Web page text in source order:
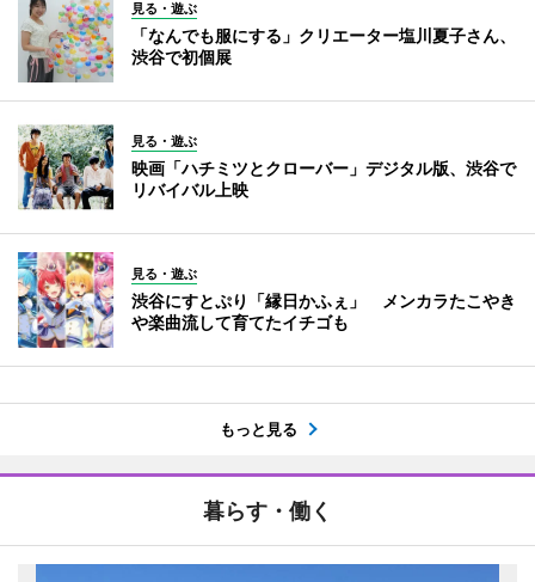
見る・遊ぶ
「なんでも服にする」クリエーター塩川夏子さん、
渋谷で初個展
見る・遊ぶ
映画「ハチミツとクローバー」デジタル版、渋谷で
リバイバル上映
見る・遊ぶ
渋谷にすとぷり「縁日かふぇ」 メンカラたこやき
や楽曲流して育てたイチゴも
もっと見る
暮らす・働く